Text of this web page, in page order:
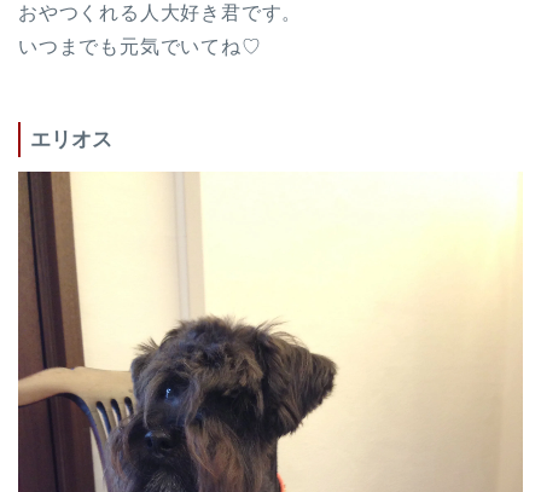
おやつくれる人大好き君です。
いつまでも元気でいてね♡
エリオス